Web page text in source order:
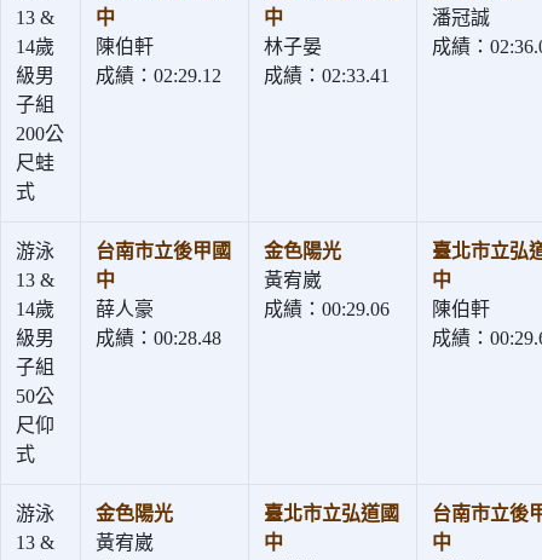
13 &
14歲
級男
子組
200公
尺蛙
式
中
陳伯軒
成績：02:29.12
中
林子晏
成績：02:33.41
潘冠誠
成績：
游泳
13 &
14歲
級男
子組
50公
尺仰
式
台南市立後甲國
中
薛人豪
成績：00:28.48
金色陽光
黃宥崴
成績：00:29.06
臺北市立弘
中
陳伯軒
成績：
游泳
13 &
金色陽光
黃宥崴
臺北市立弘道國
中
台南市立後
中